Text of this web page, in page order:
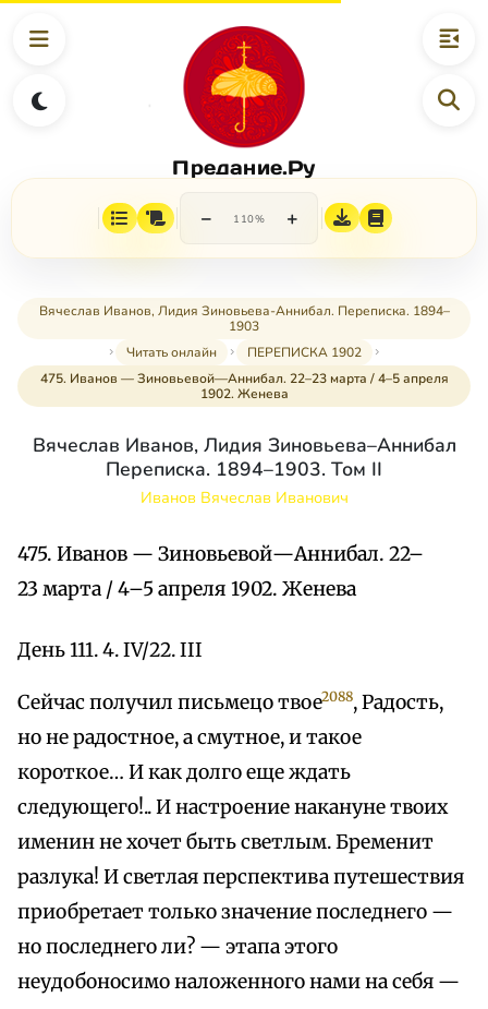
Предание.Ру
− 110% +
Вячеслав Иванов, Лидия Зиновьева-Аннибал. Переписка. 1894–
1903
Читать онлайн
ПЕРЕПИСКА 1902
475. Иванов — Зиновьевой—Аннибал. 22–23 марта / 4–5 апреля
1902. Женева
Вячеслав Иванов, Лидия Зиновьева–Аннибал
Переписка. 1894–1903. Том II
Иванов Вячеслав Иванович
475. Иванов — Зиновьевой—Аннибал. 22–
23 марта / 4–5 апреля 1902. Женева
День 111. 4. IV/22. III
Сейчас получил письмецо твое2088, Радость,
но не радостное, а смутное, и такое
короткое… И как долго еще ждать
следующего!.. И настроение накануне твоих
именин не хочет быть светлым. Бременит
разлука! И светлая перспектива путешествия
приобретает только значение последнего —
но последнего ли? — этапа этого
неудобоносимо наложенного нами на себя —